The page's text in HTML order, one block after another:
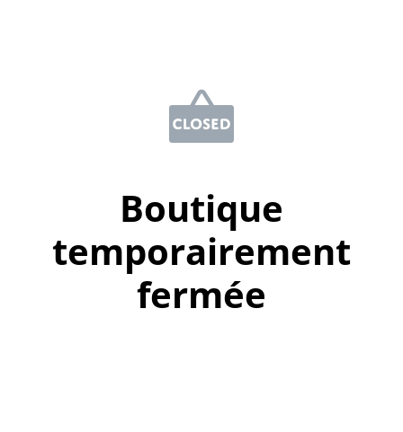
Boutique
temporairement
fermée